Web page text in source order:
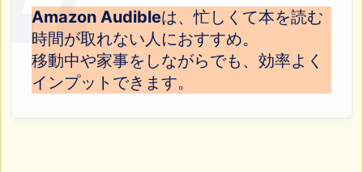
Amazon Audibleは、忙しくて本を読む
時間が取れない人におすすめ。
移動中や家事をしながらでも、効率よく
インプットできます。